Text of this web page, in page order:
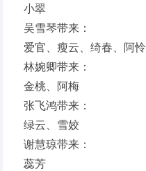
小翠
吴雪琴带来：
爱官、瘦云、绮春、阿怜
林婉卿带来：
金桃、阿梅
张飞鸿带来：
绿云、雪姣
谢慧琼带来：
蕊芳